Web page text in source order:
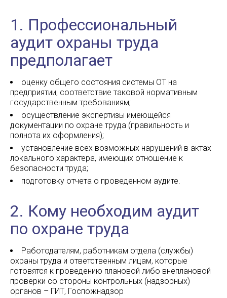
1. Профессиональный
аудит охраны труда
предполагает
оценку общего состояния системы ОТ на
предприятии, соответствие таковой нормативным
государственным требованиям;
осуществление экспертизы имеющейся
документации по охране труда (правильность и
полнота их оформления);
установление всех возможных нарушений в актах
локального характера, имеющих отношение к
безопасности труда;
подготовку отчета о проведенном аудите.
2. Кому необходим аудит
по охране труда
Работодателям, работникам отдела (службы)
охраны труда и ответственным лицам, которые
готовятся к проведению плановой либо внеплановой
проверки со стороны контрольных (надзорных)
органов – ГИТ, Госпожнадзор